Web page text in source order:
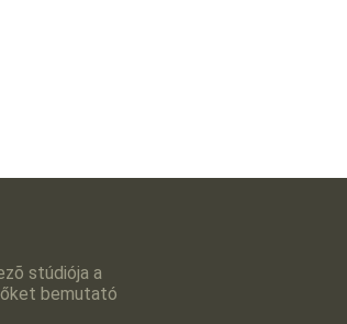
stúdiója a
bemutató